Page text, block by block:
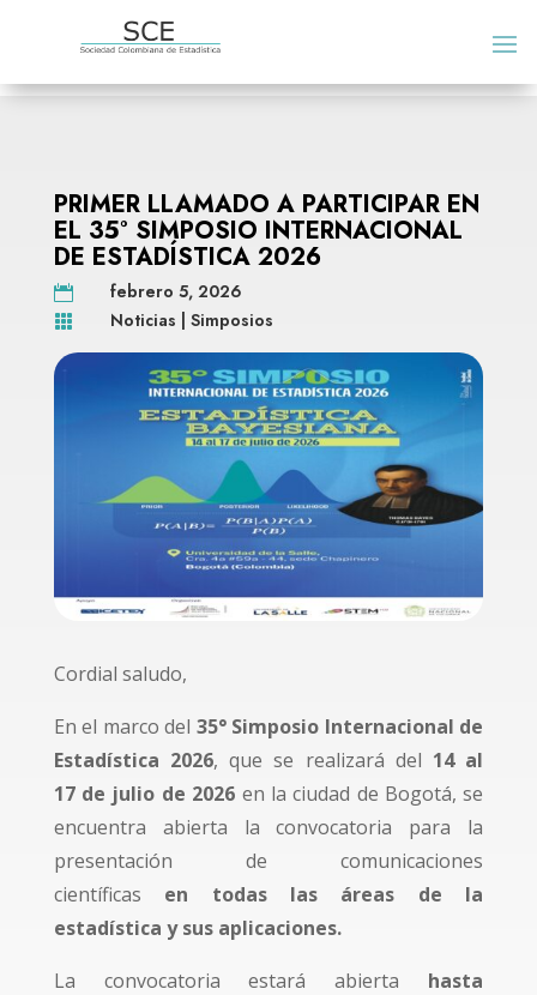
PRIMER LLAMADO A PARTICIPAR EN
EL 35° SIMPOSIO INTERNACIONAL
DE ESTADÍSTICA 2026
 febrero 5, 2026
 Noticias Simposios
Cordial saludo,
En el marco del 35° Simposio Internacional de
Estadística 2026, que se realizará del 14 al
17 de julio de 2026 en la ciudad de Bogotá, se
encuentra abierta la convocatoria para la
presentación de comunicaciones
científicas en todas las áreas de la
estadística y sus aplicaciones.
La convocatoria estará abierta hasta